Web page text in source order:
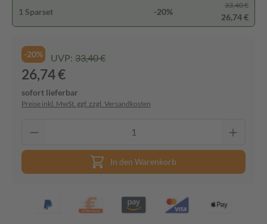
1 Sparset -20%
33,40 €
26,74 €
-20% UVP: 33,40 €
26,74 €
sofort lieferbar
Preise inkl. MwSt. ggf. zzgl. Versandkosten
In den Warenkorb